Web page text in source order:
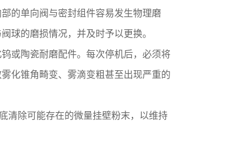
的单向阀与密封组件容易发生物理磨
球的磨损情况，并及时予以更换。
或陶瓷耐磨配件。每次停机后，必须将
化锥角畸变、雾滴变粗甚至出现严重的
清除可能存在的微量挂壁粉末，以维持